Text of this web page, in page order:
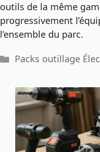
outils de la même
progressivement
l’ensemble du parc.
Catégories
Packs outillage